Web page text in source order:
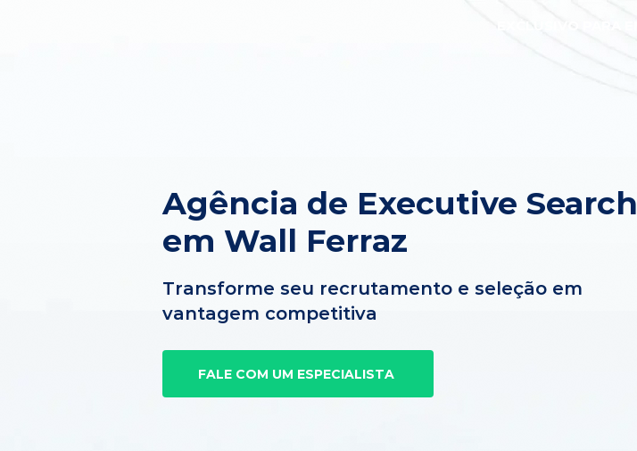
Agência de Executive Search
em Wall Ferraz
Transforme seu recrutamento e seleção em
vantagem competitiva
FALE COM UM ESPECIALISTA